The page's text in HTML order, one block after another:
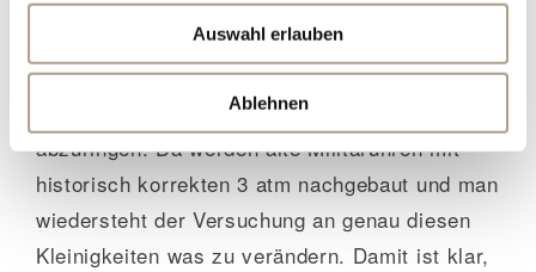
Auswahl erlauben
Ablehnen
ausschlaggebende Kriterium ist.
schafft es immer wieder mit Ihrer Designtreue
zu Ihren Originalen den Fans Respekt
abzuringen. Da werden alte Militäruhren mit
historisch korrekten 3 atm nachgebaut und man
wiedersteht der Versuchung an genau diesen
Kleinigkeiten was zu verändern. Damit ist klar,